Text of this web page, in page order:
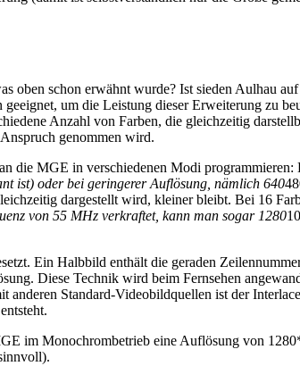
oben schon erwähnt wurde? Ist sieden Aulhau
um die Leistung dieser Erweiterung zu
Anzahl von Farben, die gleichzeitig
genommen wird.
die MGE in verschiedenen Modi
ist) oder bei geringerer Auflösung, nämlich 640
dargestellt wird, kleiner bleibt. Bei 16
von 55 MHz verkraftet, kann man sogar 1280
Ein Halbbild enthält die geraden
Diese Technik wird beim Fernsehen
Standard-Videobildquellen ist der
im Monochrombetrieb eine Auflösung von